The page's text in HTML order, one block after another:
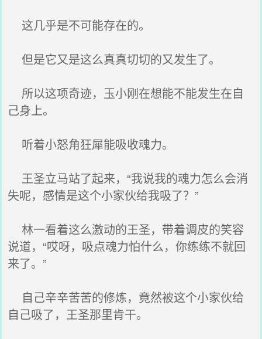
这几乎是不可能存在的。
但是它又是这么真真切切的又发生了。
所以这项奇迹，玉小刚在想能不能发生在自
己身上。
听着小怒角狂犀能吸收魂力。
王圣立马站了起来，“我说我的魂力怎么会消
失呢，感情是这个小家伙给我吸了？”
林一看着这么激动的王圣，带着调皮的笑容
说道，“哎呀，吸点魂力怕什么，你练练不就回
来了。”
自己辛辛苦苦的修炼，竟然被这个小家伙给
自己吸了，王圣那里肯干。